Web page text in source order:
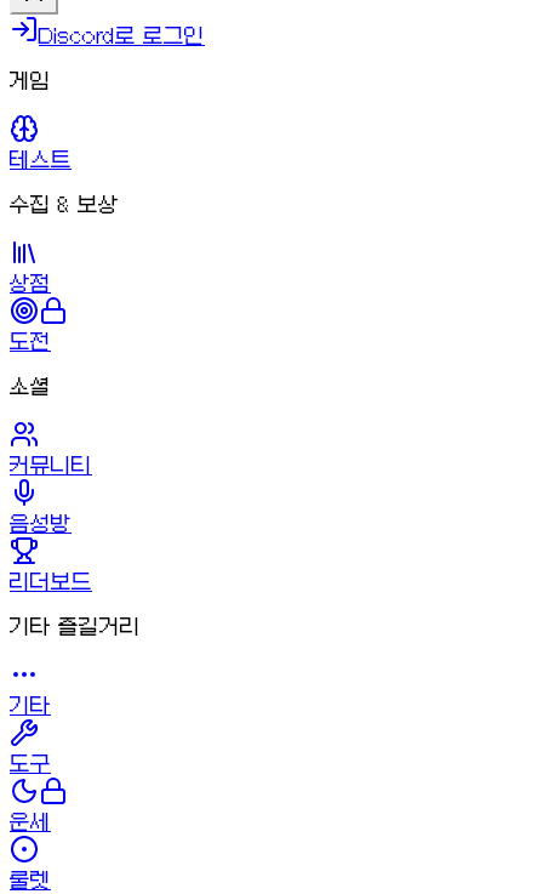
Discord로 로그인
게임
테스트
수집 & 보상
상점
도전
소셜
커뮤니티
음성방
리더보드
기타 즐길거리
기타
도구
운세
룰렛